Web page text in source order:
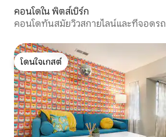
คอนโดใน พิตส์เบิร์ก
คอนโดทันสมัยวิวสกายไลน์และที่จอดรถ
โดนใจเกสต์
โดนใจเกสต์